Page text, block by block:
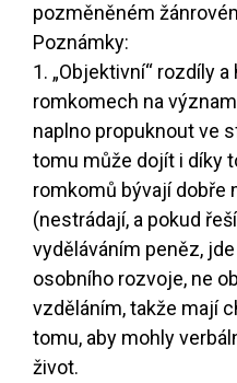
pozměněném
Poznámky:
1. „Objektivní“ rozdíly
romkomech na
naplno propuknout ve
tomu může dojít i díky
romkomů bývají dobře
(nestrádají, a pokud
vyděláváním peněz,
osobního rozvoje, ne
vzděláním, takže mají
tomu, aby mohly
život.